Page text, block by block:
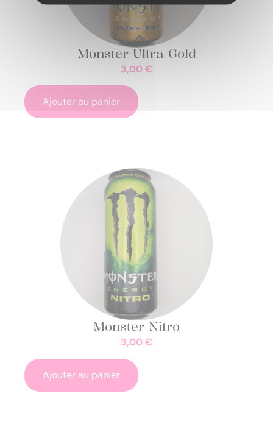
Monster Ultra Gold
3,00€
Ajouter au panier
Monster Nitro
3,00€
Ajouter au panier